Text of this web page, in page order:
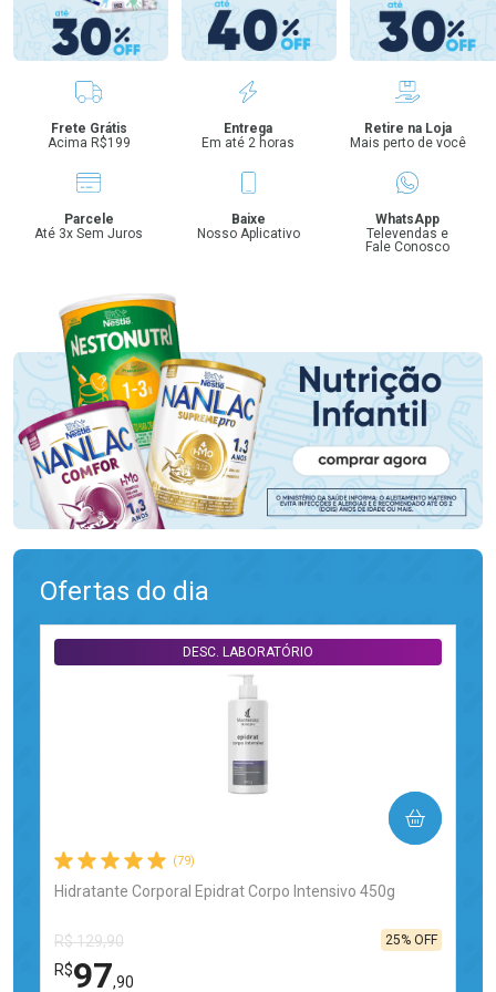
Benefícios
Frete Grátis
Acima R$199
Entrega
Em até 2 horas
Retire na Loja
Mais perto de você
Parcele
Até 3x Sem Juros
Baixe
Nosso Aplicativo
WhatsApp
Televendas e
Fale Conosco
Ofertas do dia
(79)
Hidratante Corporal Epidrat Corpo Intensivo 450g
DESC. LABORATÓRIO
R$ 129,90
R$97,90
25% OFF
COMPRAR